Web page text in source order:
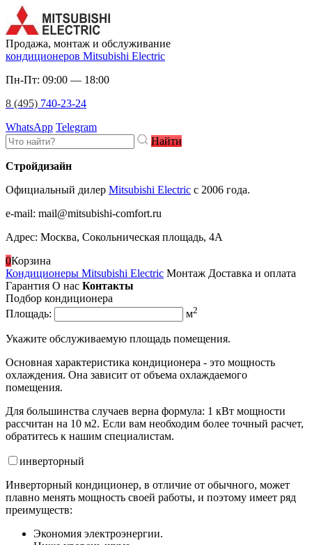
Продажа, монтаж и обслуживание
кондиционеров Mitsubishi Electric
Пн-Пт: 09:00 — 18:00
8 (495) 740-23-24
WhatsApp Telegram
Найти
Стройдизайн
Официальный дилер Mitsubishi Electric c 2006 года.
e-mail: mail@mitsubishi-comfort.ru
Адрес: Москва, Сокольническая площадь, 4А
0Корзина
Кондиционеры Mitsubishi Electric Монтаж Доставка и оплата
Гарантия О нас Контакты
Подбор кондиционера
Площадь:
м2
Укажите обслуживаемую площадь помещения.
Основная характеристика кондиционера - это мощность
охлаждения. Она зависит от объема охлаждаемого
помещения.
Для большинства случаев верна формула: 1 кВт мощности
рассчитан на 10 м2. Если вам необходим более точный расчет,
обратитесь к нашим специалистам.
инверторный
Инверторный кондиционер, в отличие от обычного, может
плавно менять мощность своей работы, и поэтому имеет ряд
преимуществ:
Экономия электроэнергии.